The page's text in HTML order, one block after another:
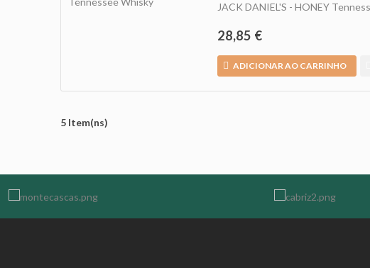
JACK DANIEL'S - HONEY
28,85 €
ADICIONAR AO CARRINHO
5 Item(ns)